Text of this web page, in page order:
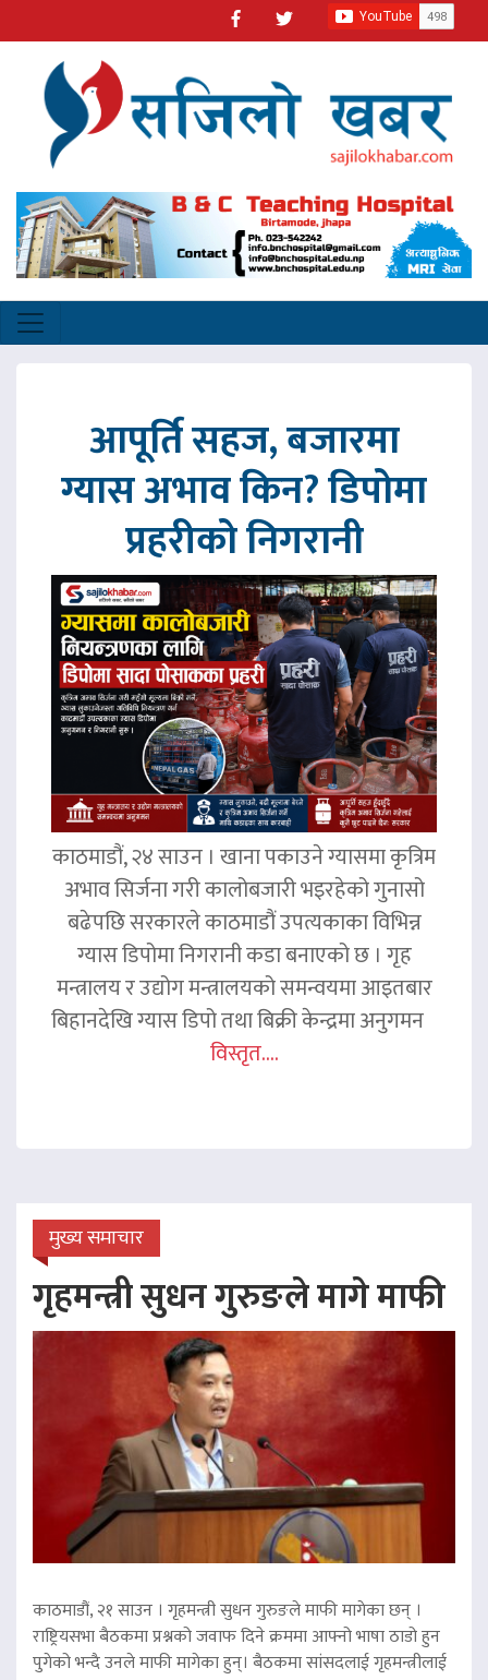
आपूर्ति सहज, बजारमा
ग्यास अभाव किन? डिपोमा
प्रहरीको निगरानी
काठमाडौं, २४ साउन । खाना पकाउने ग्यासमा कृत्रिम
अभाव सिर्जना गरी कालोबजारी भइरहेको गुनासो
बढेपछि सरकारले काठमाडौं उपत्यकाका विभिन्न
ग्यास डिपोमा निगरानी कडा बनाएको छ । गृह
मन्त्रालय र उद्योग मन्त्रालयको समन्वयमा आइतबार
बिहानदेखि ग्यास डिपो तथा बिक्री केन्द्रमा अनुगमन
विस्तृत....
मुख्य समाचार
गृहमन्त्री सुधन गुरुङले मागे माफी
काठमाडौं, २१ साउन । गृहमन्त्री सुधन गुरुङले माफी मागेका छन् ।
राष्ट्रियसभा बैठकमा प्रश्नको जवाफ दिने क्रममा आफ्नो भाषा ठाडो हुन
पुगेको भन्दै उनले माफी मागेका हुन्। बैठकमा सांसदलाई गृहमन्त्रीलाई